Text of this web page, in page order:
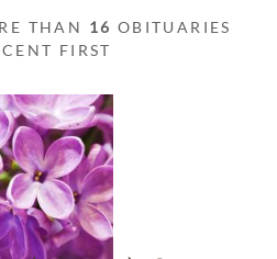
THAN 16 OBITUARIES
FIRST